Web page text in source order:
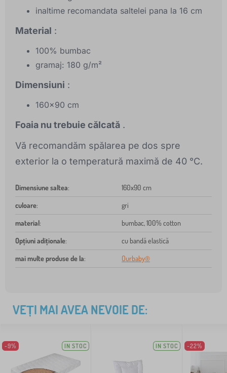
inaltime recomandata saltelei pana la 16 cm
Material :
100% bumbac
gramaj: 180 g/m²
Dimensiuni :
160x90 cm
Foaia nu trebuie călcată .
Vă recomandăm spălarea pe dos spre
exterior la o temperatură maximă de 40 °C.
Dimensiune saltea: 160x90 cm
culoare: gri
material: bumbac, 100% cotton
Opțiuni adiționale: cu bandă elastică
mai multe produse de la: Ourbaby®
VEȚI MAI AVEA NEVOIE DE:
-9% IN STOC IN STOC -22%